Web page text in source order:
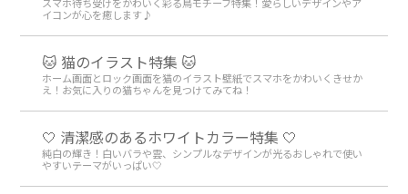
スマホ待ち受けをかわいく彩る鳥モチーフ特集！愛らしいデザインやア
イコンが心を癒します♪
🐱 猫のイラスト特集 🐱
ホーム画面とロック画面を猫のイラスト壁紙でスマホをかわいくきせか
え！お気に入りの猫ちゃんを見つけてみてね！
🤍 清潔感のあるホワイトカラー特集 🤍
純白の輝き！白いバラや雲、シンプルなデザインが光るおしゃれで使い
やすいテーマがいっぱい🤍